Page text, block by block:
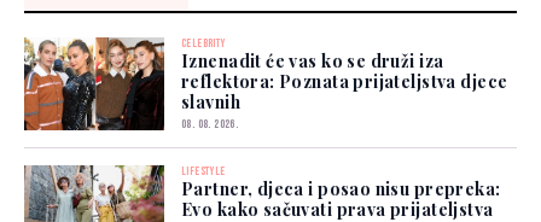
CELEBRITY
Iznenadit će vas ko se druži iza
reflektora: Poznata prijateljstva djece
slavnih
08. 08. 2026.
LIFESTYLE
Partner, djeca i posao nisu prepreka:
Evo kako sačuvati prava prijateljstva